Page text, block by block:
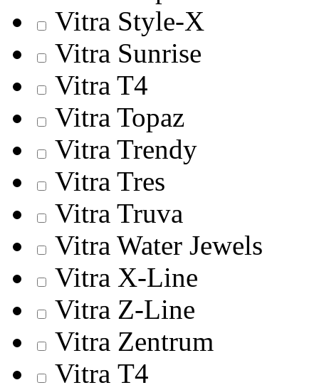
Vitra Style-X
Vitra Sunrise
Vitra T4
Vitra Topaz
Vitra Trendy
Vitra Tres
Vitra Truva
Vitra Water Jewels
Vitra X-Line
Vitra Z-Line
Vitra Zentrum
Vitra Т4